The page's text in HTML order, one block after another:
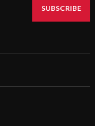
SUBSCRIBE